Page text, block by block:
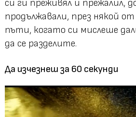
си ги преживял и прежалил,
продължавали, през някой
пъти, когато си мислеше
да се разделите.
Да изчезнеш за 60 секунди